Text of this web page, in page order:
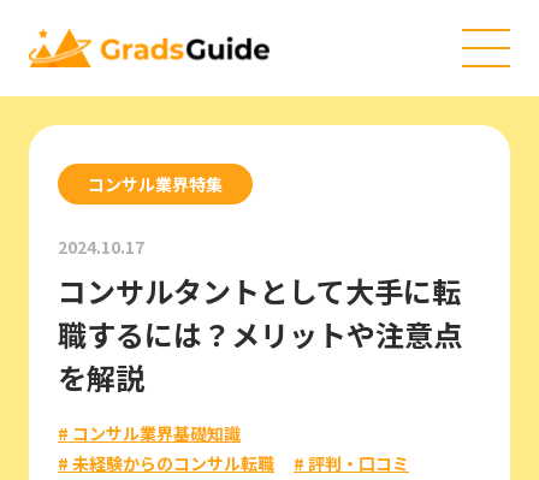
コンサル業界特集
2024.10.17
コンサルタントとして大手に転
職するには？メリットや注意点
を解説
# コンサル業界基礎知識
# 未経験からのコンサル転職
# 評判・口コミ